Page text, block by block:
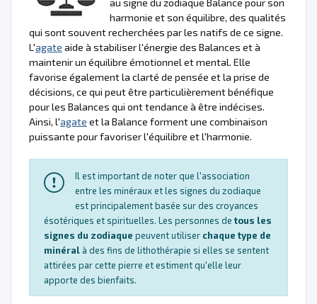
au signe du zodiaque Balance pour son
harmonie et son équilibre, des qualités
qui sont souvent recherchées par les natifs de ce signe.
L'agate aide à stabiliser l'énergie des Balances et à
maintenir un équilibre émotionnel et mental. Elle
favorise également la clarté de pensée et la prise de
décisions, ce qui peut être particulièrement bénéfique
pour les Balances qui ont tendance à être indécises.
Ainsi, l'agate et la Balance forment une combinaison
puissante pour favoriser l'équilibre et l'harmonie.
Il est important de noter que l'association
entre les minéraux et les signes du zodiaque
est principalement basée sur des croyances
ésotériques et spirituelles. Les personnes de tous les
signes du zodiaque peuvent utiliser chaque type de
minéralà des fins de lithothérapie si elles se sentent
attirées par cette pierre et estiment qu'elle leur
apporte des bienfaits.